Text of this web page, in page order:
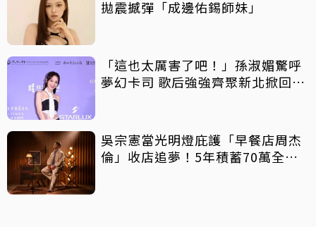
拋震撼彈「成邊佑錫師妹」
「這也太厲害了吧！」孫淑媚驚呼
夢幻卡司 歌后強強齊聚新北掀回憶
吳宗憲當光明燈庇護「早餐店周杰
倫」收店追夢！5年積蓄70萬全砸